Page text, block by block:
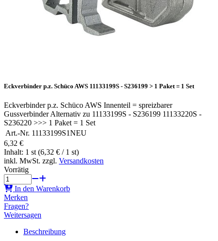
Eckverbinder p.z. Schüco AWS 11133199S - S236199 > 1 Paket = 1 Set
Eckverbinder p.z. Schüco AWS Innenteil = spreizbarer
Gussverbinder Alternativ zu 11133199S - S236199 11133220S -
S236220 >>> 1 Paket = 1 Set
Art.-Nr. 11133199S1NEU
6,32 €
Inhalt: 1 st (6,32 € / 1 st)
inkl. MwSt. zzgl. Versandkosten
Vorrätig
In den Warenkorb
Merken
Fragen?
Weitersagen
Beschreibung